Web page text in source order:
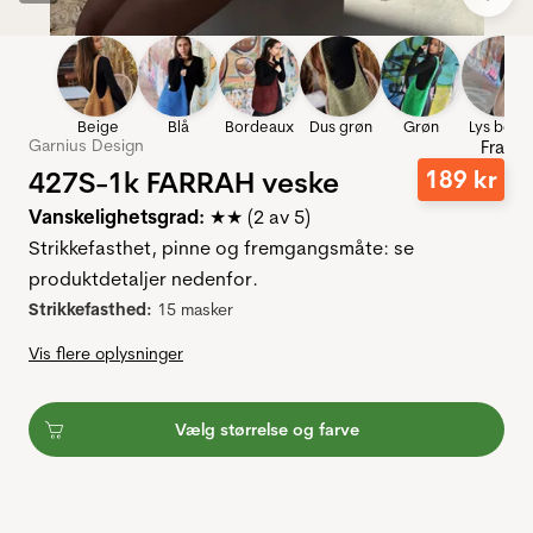
Beige Blå Bordeaux Dus grøn Grøn Lys
Garnius Design
427S-1k FARRAH veske
Fra
189 kr
Vanskelighetsgrad: ★★ (2 av 5)
Strikkefasthet, pinne og fremgangsmåte: se
produktdetaljer nedenfor.
Strikkefasthed: 15 masker
Vis flere oplysninger
Vælg størrelse og farve